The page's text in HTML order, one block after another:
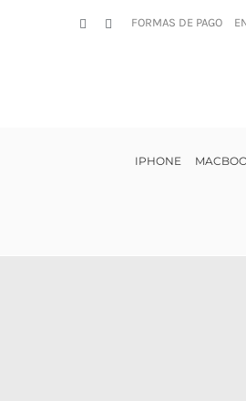
FacebookInstagram
FORMAS DE PAGO
IPHONE